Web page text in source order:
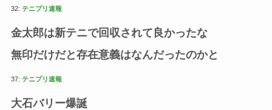
32: テニプリ速報
金太郎は新テニで回収されて良かったな
無印だけだと存在意義はなんだったのかと
37: テニプリ速報
大石バリー爆誕